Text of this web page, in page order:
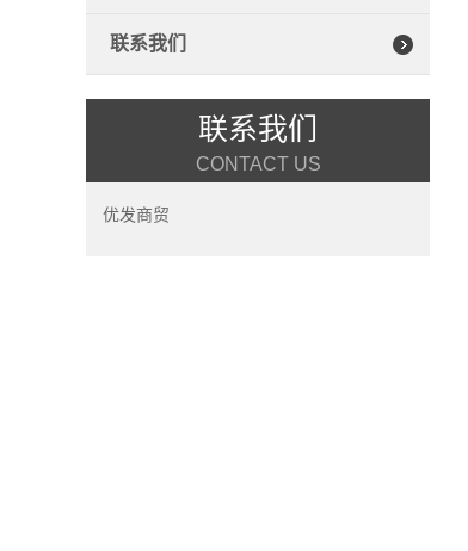
联系我们
联系我们
CONTACT US
优发商贸